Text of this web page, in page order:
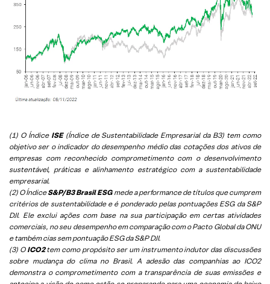
(1) O Índice ISE(Índice de Sustentabilidade Empresarial da B3) tem como
objetivo ser o indicador do desempenho médio das cotações dos ativos de
empresas com reconhecido comprometimento com o desenvolvimento
sustentável, práticas e alinhamento estratégico com a sustentabilidade
empresarial.
(2) O ÍndiceS&P/B3 Brasil ESGmede a performance de títulos que cumprem
critérios de sustentabilidade e é ponderado pelas pontuações ESG da S&P
DJI. Ele exclui ações com base na sua participação em certas atividades
comerciais, no seu desempenho em comparação com o Pacto Global da ONU
e também cias sem pontuação ESG da S&P DJI.
(3) O ICO2tem como propósito ser um instrumento indutor das discussões
sobre mudança do clima no Brasil. A adesão das companhias ao ICO2
demonstra o comprometimento com a transparência de suas emissões e